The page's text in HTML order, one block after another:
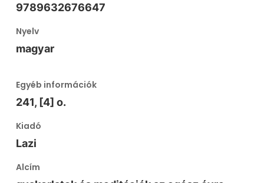
9789632676647
Nyelv
magyar
Egyéb információk
241, [4] o.
Kiadó
Lazi
Alcím